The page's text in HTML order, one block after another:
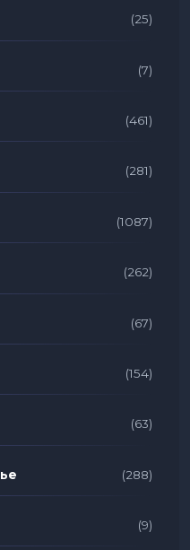
(25)
(7)
(461)
(281)
(1087)
(262)
(67)
(154)
(63)
(288)
(9)